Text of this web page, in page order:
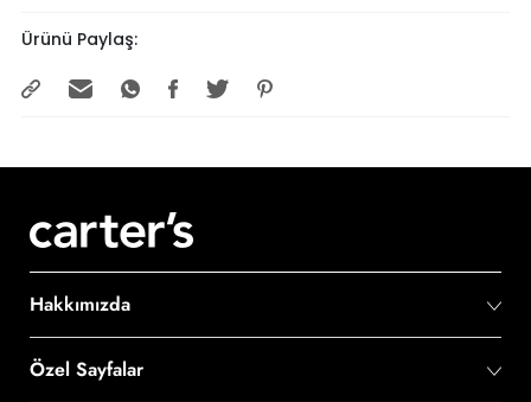
Ürünü Paylaş:
Hakkımızda
Özel Sayfalar